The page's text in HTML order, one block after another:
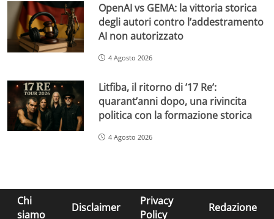
OpenAI vs GEMA: la vittoria storica
degli autori contro l’addestramento
AI non autorizzato
4 Agosto 2026
Litfiba, il ritorno di ’17 Re’:
quarant’anni dopo, una rivincita
politica con la formazione storica
4 Agosto 2026
Chi
siamo
Disclaimer
Privacy
Policy
Redazione